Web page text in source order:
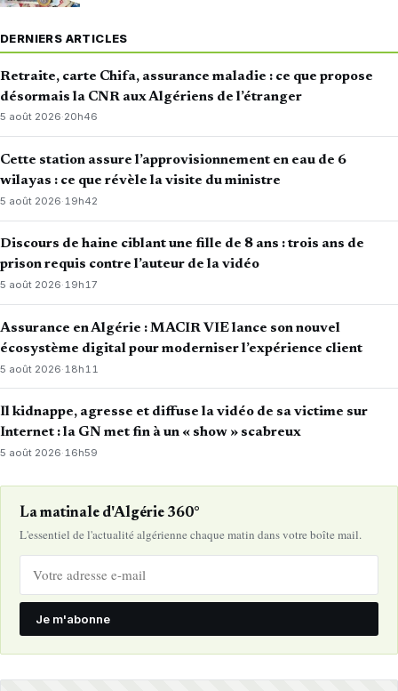
DERNIERS ARTICLES
Retraite, carte Chifa, assurance maladie : ce que propose
désormais la CNR aux Algériens de l’étranger
5 août 2026·20h46
Cette station assure l’approvisionnement en eau de 6
wilayas : ce que révèle la visite du ministre
5 août 2026·19h42
Discours de haine ciblant une fille de 8 ans : trois ans de
prison requis contre l’auteur de la vidéo
5 août 2026·19h17
Assurance en Algérie : MACIR VIE lance son nouvel
écosystème digital pour moderniser l’expérience client
5 août 2026· 18h11
Il kidnappe, agresse et diffuse la vidéo de sa victime sur
Internet : la GN met fin à un « show » scabreux
5 août 2026·16h59
La matinale d'Algérie 360°
L'essentiel de l'actualité algérienne chaque matin dans votre boîte mail.
Je m'abonne